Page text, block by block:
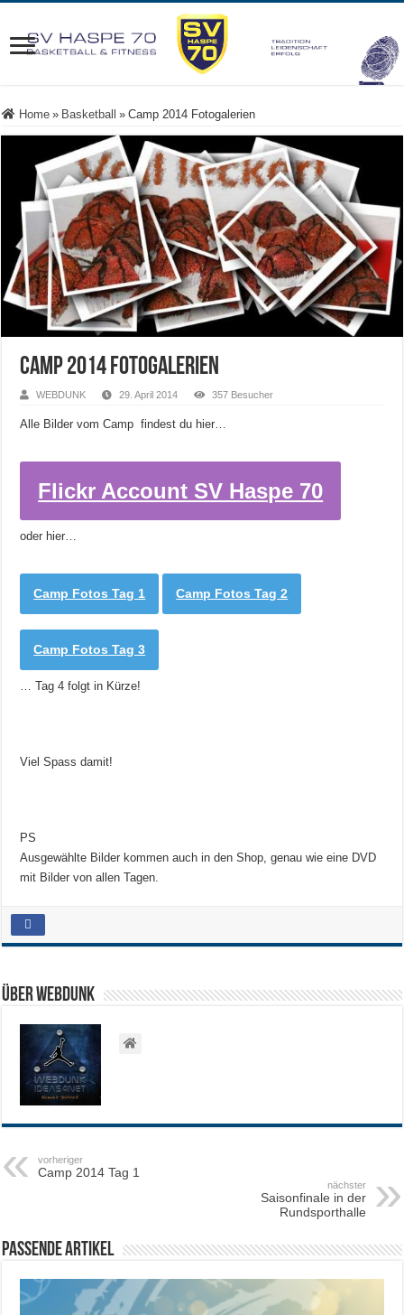
Home » Basketball » Camp 2014 Fotogalerien
Camp 2014 Fotogalerien
WEBDUNK 29. April 2014 357 Besucher
Alle Bilder vom Camp findest du hier…
Flickr Account SV Haspe 70
oder hier…
Camp Fotos Tag 1 Camp Fotos Tag 2
Camp Fotos Tag 3
… Tag 4 folgt in Kürze!
Viel Spass damit!
PS
Ausgewählte Bilder kommen auch in den Shop, genau wie eine DVD
mit Bilder von allen Tagen.
Über WEBDUNK
vorheriger
Camp 2014 Tag 1
nächster
Saisonfinale in der
Rundsporthalle
Passende Artikel